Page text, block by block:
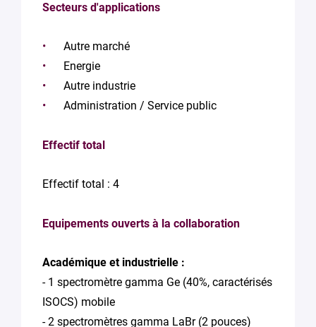
Secteurs d'applications
Autre marché
Energie
Autre industrie
Administration / Service public
Effectif total
Effectif total : 4
Equipements ouverts à la collaboration
Académique et industrielle :
- 1 spectromètre gamma Ge (40%, caractérisés
ISOCS) mobile
- 2 spectromètres gamma LaBr (2 pouces)